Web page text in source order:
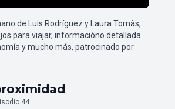
de Luis Rodríguez y Laura Tomàs,
para viajar, informacióno detallada
y mucho más, patrocinado por
44